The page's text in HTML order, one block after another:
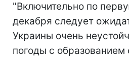
"Включительно по
декабря следует
Украины очень
погоды с образованием